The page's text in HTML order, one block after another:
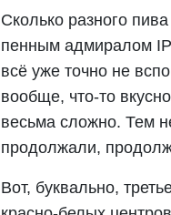
Сколько разного
пенным адмиралом
всё уже точно не
вообще, что-то
весьма сложно. Тем
продолжали,
Вот, буквально,